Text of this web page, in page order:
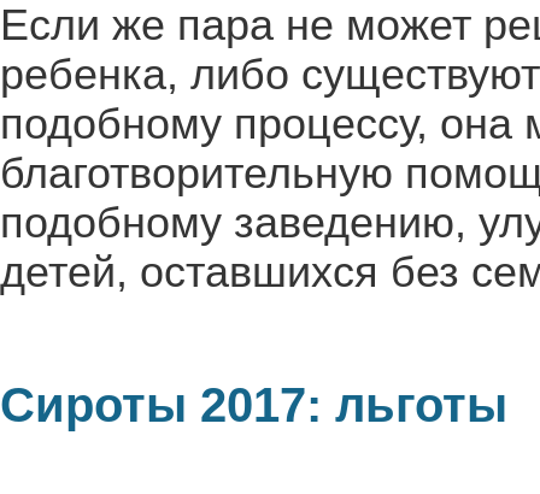
Если же пара не может
ребенка, либо
подобному процессу, она
благотворительную
подобному заведению,
детей, оставшихся без
Сироты 2017: льготы